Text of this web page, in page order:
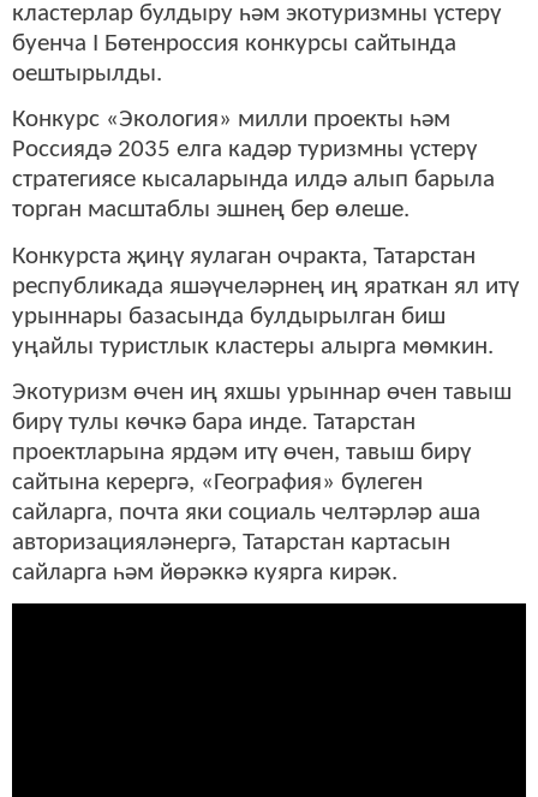
кластерлар булдыру һәм экотуризмны үстерү
буенча I Бөтенроссия конкурсы сайтында
оештырылды.
Конкурс «Экология» милли проекты һәм
Россиядә 2035 елга кадәр туризмны үстерү
стратегиясе кысаларында илдә алып барыла
торган масштаблы эшнең бер өлеше.
Конкурста җиңү яулаган очракта, Татарстан
республикада яшәүчеләрнең иң яраткан ял итү
урыннары базасында булдырылган биш
уңайлы туристлык кластеры алырга мөмкин.
Экотуризм өчен иң яхшы урыннар өчен тавыш
бирү тулы көчкә бара инде. Татарстан
проектларына ярдәм итү өчен, тавыш бирү
сайтына керергә, «География» бүлеген
сайларга, почта яки социаль челтәрләр аша
авторизацияләнергә, Татарстан картасын
сайларга һәм йөрәккә куярга кирәк.